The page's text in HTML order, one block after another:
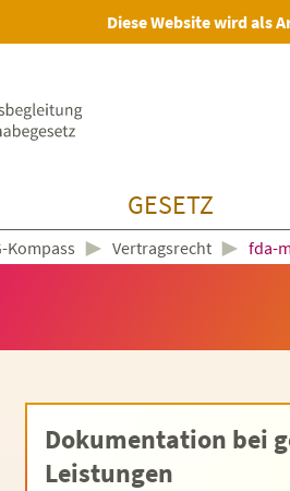
Diese Website wird als
GESETZ
Kompass ► Vertragsrecht ► fda-
Dokumentation bei
Leistungen